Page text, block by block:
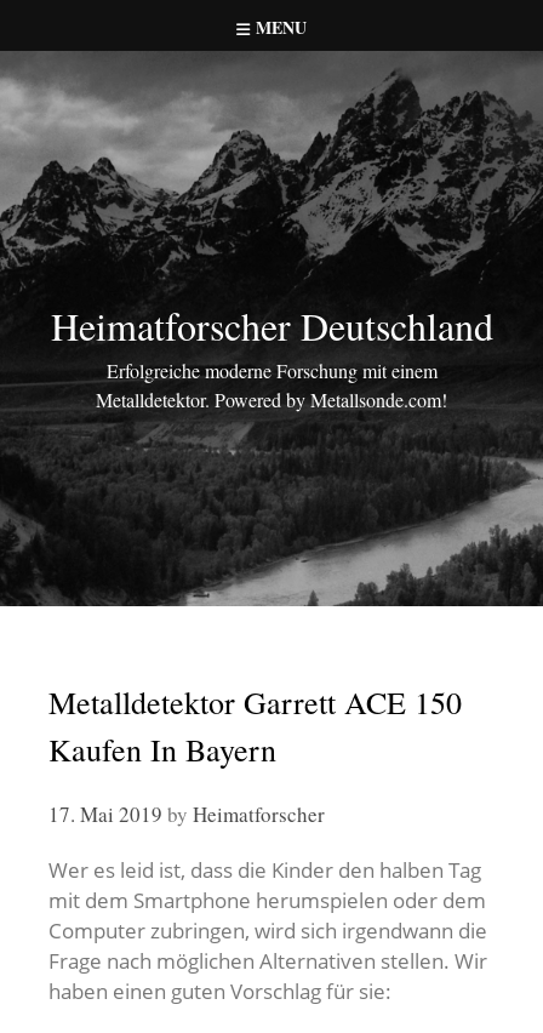
to
content
MENU
Heimatforscher Deutschland
Erfolgreiche moderne Forschung mit einem
Metalldetektor. Powered by Metallsonde.com!
Metalldetektor Garrett ACE 150
Kaufen In Bayern
17. Mai 2019 by Heimatforscher
Wer es leid ist, dass die Kinder den halben Tag
mit dem Smartphone herumspielen oder dem
Computer zubringen, wird sich irgendwann die
Frage nach möglichen Alternativen stellen. Wir
haben einen guten Vorschlag für sie: